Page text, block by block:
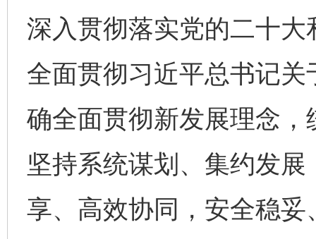
深入贯彻落实党的二十
全面贯彻习近平总书记
确全面贯彻新发展理念
坚持系统谋划、集约发
享、高效协同，安全稳